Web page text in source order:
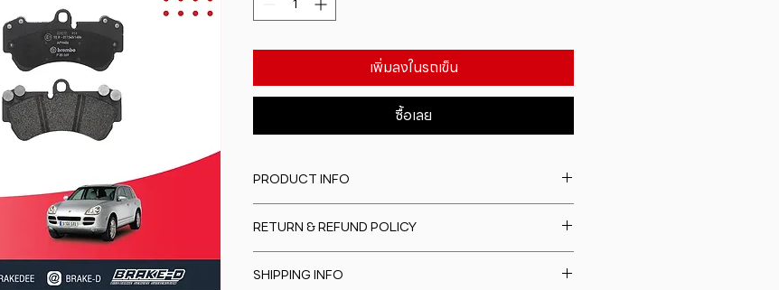
เพิ่มลงในรถเข็น
ซื้อเลย
PRODUCT INFO
information about your product such as sizing,
material, care and cleaning instructions. This is also a
great space to write what makes this product
RETURN & REFUND POLICY
to let your customers know what to do in case they
SHIPPING INFO